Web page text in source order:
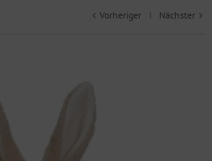
Vorheriger | Nächster